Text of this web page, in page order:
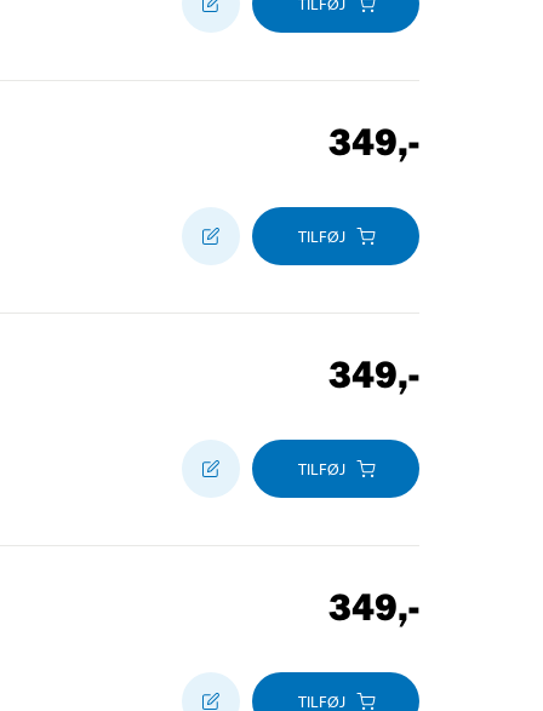
349,-
TILFØJ
349,-
TILFØJ
349,-
TILFØJ